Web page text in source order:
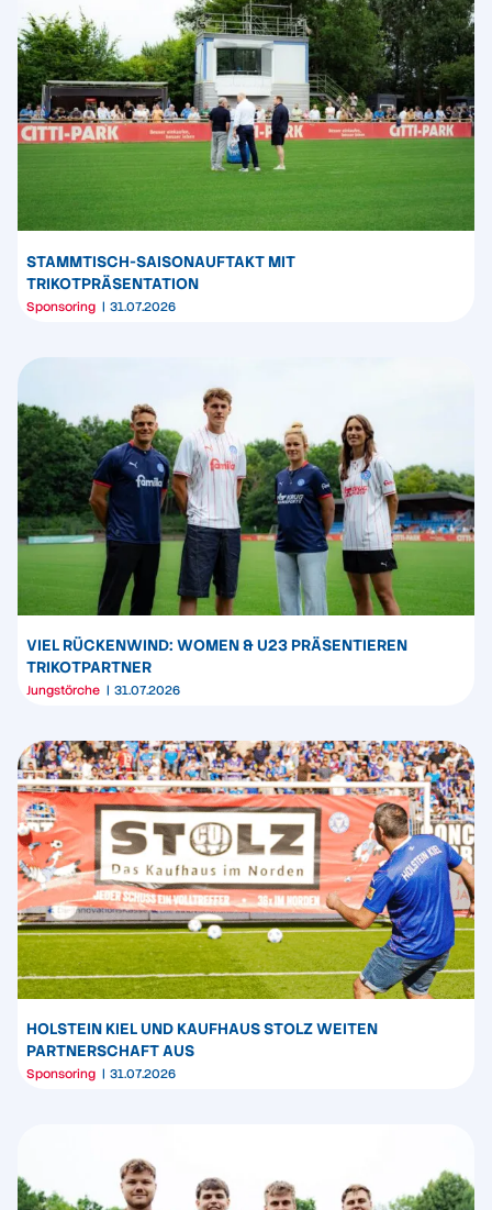
STAMMTISCH-SAISONAUFTAKT MIT
TRIKOTPRÄSENTATION
Sponsoring 31.07.2026
VIEL RÜCKENWIND: WOMEN & U23 PRÄSENTIEREN
TRIKOTPARTNER
Jungstörche 31.07.2026
HOLSTEIN KIEL UND KAUFHAUS STOLZ WEITEN
PARTNERSCHAFT AUS
Sponsoring 31.07.2026